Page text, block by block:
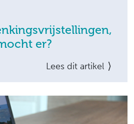
er?
kent verschillende
van toepassing
Lees dit artikel